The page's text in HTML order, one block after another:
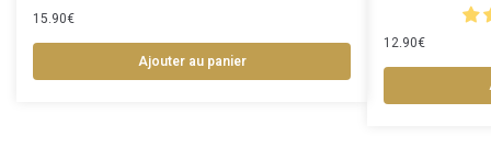
15.90€
Ajouter au panier
12.90€